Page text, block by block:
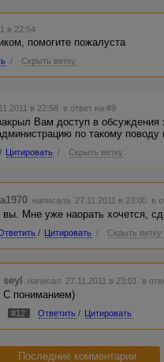
в 22:54
помогите пожалуста
/ Скрыть ветку
в 22:58 в ответ на #9
Вам доступ в обсуждения
по такому поводу
/ Цитировать / Скрыть ветку
написала 27.11.2011 в 23:00 в
вы. Мне уже наорать хочется,
/ Цитировать / Скрыть ветку
seyl написал 27.11.2011 в 23:01 в
С пониманием)
#12 Ответить / Цитировать
Последние комментарии